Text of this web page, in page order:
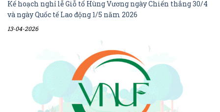
Kế hoạch nghỉ lễ Giỗ tổ Hùng Vương ngày Chiến thắng 30/4
và ngày Quốc tế Lao động 1/5 năm 2026
13-04-2026